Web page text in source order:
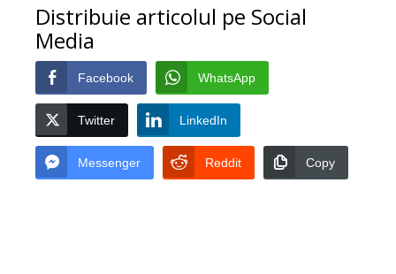
Distribuie articolul pe Social
Media
Facebook WhatsApp
Twitter LinkedIn
Messenger Reddit Copy